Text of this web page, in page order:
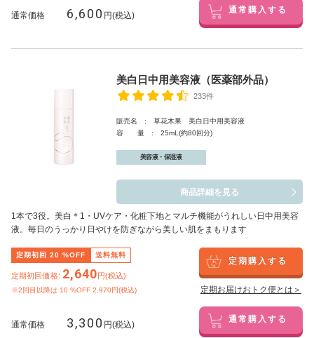
通常価格 6,600 円(税込) 通常購入する
美白日中用美容液（医薬部外品）
233件
販売名 : 草花木果 美白日中用美容液
容 量 : 25mL(約80回分)
美容液・保湿液
商品詳細を見る
1本で3役。美白 ＊1 ・UVケア・化粧下地とマルチ機能がうれしい日中用美容
液。毎日のうっかり日やけを防ぎながら美しい肌をまもります
定期初回 20 %OFF 送料無料
定期初回価格: 2,640円(税込)
※2回目以降は 10 %OFF 2,970円(税込)
定期購入する
定期お届けおトク便とは＞
通常価格 3,300 円(税込) 通常購入する